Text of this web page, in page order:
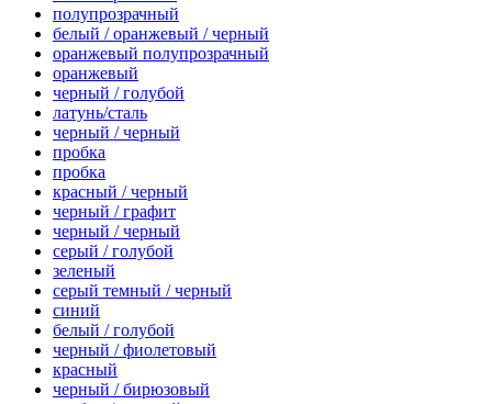
полупрозрачный
белый / оранжевый / черный
оранжевый полупрозрачный
оранжевый
черный / голубой
латунь/сталь
черный / черный
пробка
пробка
красный / черный
черный / графит
черный / черный
серый / голубой
зеленый
серый темный / черный
синий
белый / голубой
черный / фиолетовый
красный
черный / бирюзовый